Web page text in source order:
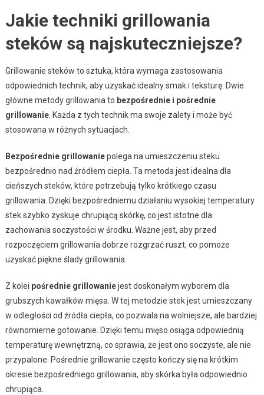
Jakie techniki grillowania
steków są najskuteczniejsze?
Grillowanie steków to sztuka, która wymaga zastosowania
odpowiednich technik, aby uzyskać idealny smak i teksturę. Dwie
główne metody grillowania to bezpośrednie i pośrednie
grillowanie. Każda z tych technik ma swoje zalety i może być
stosowana w różnych sytuacjach.
Bezpośrednie grillowaniepolega na umieszczeniu steku
bezpośrednio nad źródłem ciepła. Ta metoda jest idealna dla
cieńszych steków, które potrzebują tylko krótkiego czasu
grillowania. Dzięki bezpośredniemu działaniu wysokiej temperatury
stek szybko zyskuje chrupiącą skórkę, co jest istotne dla
zachowania soczystości w środku. Ważne jest, aby przed
rozpoczęciem grillowania dobrze rozgrzać ruszt, co pomoże
uzyskać piękne ślady grillowania.
Z kolei pośrednie grillowaniejest doskonałym wyborem dla
grubszych kawałków mięsa. W tej metodzie stek jest umieszczany
w odległości od źródła ciepła, co pozwala na wolniejsze, ale bardziej
równomierne gotowanie. Dzięki temu mięso osiąga odpowiednią
temperaturę wewnętrzną, co sprawia, że jest ono soczyste, ale nie
przypalone. Pośrednie grillowanie często kończy się na krótkim
okresie bezpośredniego grillowania, aby skórka była odpowiednio
chrupiąca.